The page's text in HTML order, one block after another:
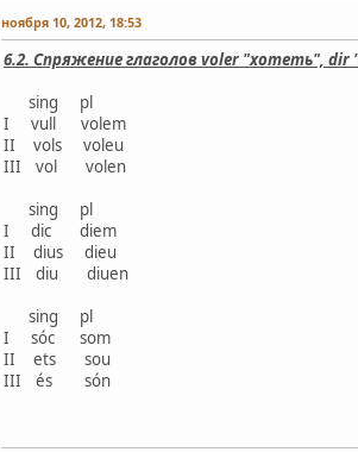
ноября 10, 2012, 18:53
6.2. Спряжение глаголов voler "хотеть",
sing pl
I vull volem
II vols voleu
III vol volen
sing pl
I dic diem
II dius dieu
III diu diuen
sing pl
I sóc som
II ets sou
III és són